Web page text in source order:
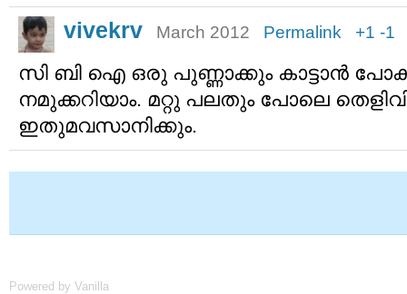
vivekrv March 2012 Permalink +1 -1
സി ബി ഐ ഒരു പുണ്ണാക്കും കാട്ടാന്‍
നമുക്കറിയാം. മറ്റു പലതും പോലെ
ഇതുമവസാനിക്കും.
Powered by Vanilla